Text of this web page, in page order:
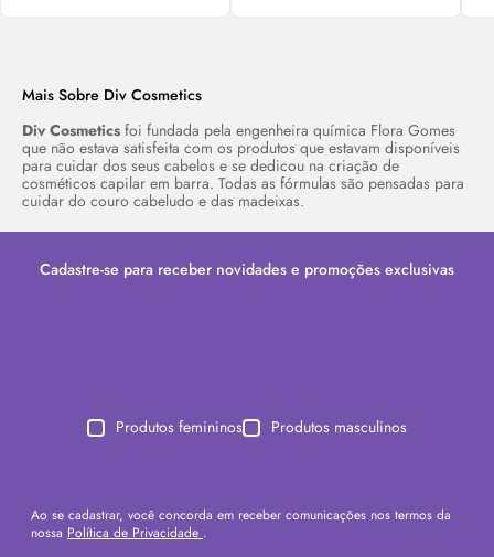
Mais Sobre Div Cosmetics
Div Cosmeticsfoi fundada pela engenheira química Flora Gomes
que não estava satisfeita com os produtos que estavam disponíveis
para cuidar dos seus cabelos e se dedicou na criação de
cosméticos capilar em barra. Todas as fórmulas são pensadas para
cuidar do couro cabeludo e das madeixas.
Cadastre-se para receber novidades e promoções exclusivas
Produtos femininos Produtos masculinos
Ao se cadastrar, você concorda em receber comunicações nos termos da
nossa Política de Privacidade .